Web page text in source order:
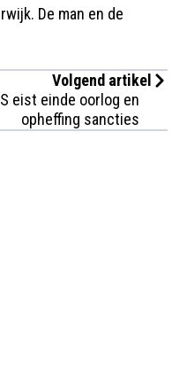
De man en de
Volgend artikel
eist einde oorlog en
opheffing sancties